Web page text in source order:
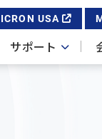
USA
サポート